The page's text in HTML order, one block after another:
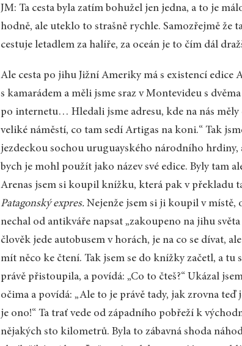
JM: Ta cesta byla zatím bohužel jen jedna, a to je
hodně, ale uteklo to strašně rychle. Samozřejmě že
cestuje letadlem za halíře, za oceán je to čím dál
Ale cesta po jihu Jižní Ameriky má s existencí edice
s kamarádem a měli jsme sraz v Montevideu s
po internetu… Hledali jsme adresu, kde na nás
veliké náměstí, co tam sedí Artigas na koni.“ Tak
jezdeckou sochou uruguayského národního hrdiny,
bych je mohl použít jako název své edice. Byly tam
Arenas jsem si koupil knížku, která pak v překladu
Patagonský expres. Nejenže jsem si ji koupil v místě,
nechal od antikváře napsat „zakoupeno na jihu
člověk jede autobusem v horách, je na co se dívat,
mít něco ke čtení. Tak jsem se do knížky začetl, a
právě přistoupila, a povídá: „Co to čteš?“ Ukázal
očima a povídá: „Ale to je právě tady, jak zrovna
je ono!“ Ta trať vede od západního pobřeží k
nějakých sto kilometrů. Byla to zábavná shoda